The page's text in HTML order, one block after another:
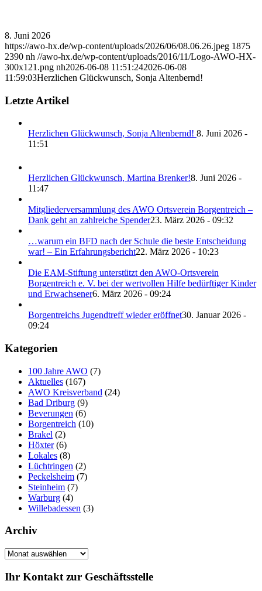
8. Juni 2026
https://awo-hx.de/wp-content/uploads/2026/06/08.06.26.jpeg 1875
2390 nh //awo-hx.de/wp-content/uploads/2016/11/Logo-AWO-HX-
300x121.png nh2026-06-08 11:51:242026-06-08
11:59:03Herzlichen Glückwunsch, Sonja Altenbernd!
Letzte Artikel
Herzlichen Glückwunsch, Sonja Altenbernd! 8. Juni 2026 -
11:51
11:47
Dank geht an zahlreiche Spender23. März 2026 - 09:32
…warum ein BFD nach der Schule die beste Entscheidung
war! – Ein Erfahrungsbericht22. März 2026 - 10:23
Die EAM-Stiftung unterstützt den AWO-Ortsverein
Borgentreich e. V. bei der wertvollen Hilfe bedürftiger Kinder
und Erwachsener6. März 2026 - 09:24
09:24
Aktuelles(167)
AWO Kreisverband
Bad Driburg(9)
Beverungen(6)
Borgentreich(10)
Brakel(2)
Höxter (6)
Lokales(8)
Lüchtringen
Peckelsheim (7)
Steinheim(7)
Warburg(4)
Willebadessen
Ihr Kontakt zur Geschäftsstelle